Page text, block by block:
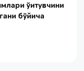
ўқитувчини
бўйича